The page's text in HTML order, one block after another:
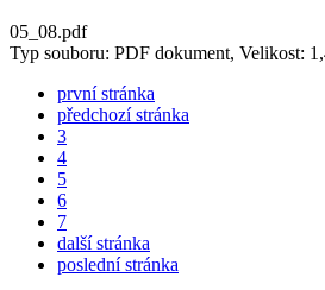
05_08.pdf
Typ souboru: PDF dokument, Velikost:
první stránka
předchozí stránka
3
4
5
6
7
další stránka
poslední stránka